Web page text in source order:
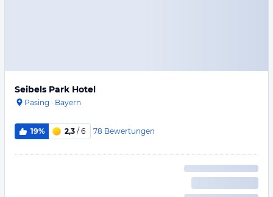
Seibels Park Hotel
Pasing · Bayern
19% 2,3 / 6 78 Bewertungen